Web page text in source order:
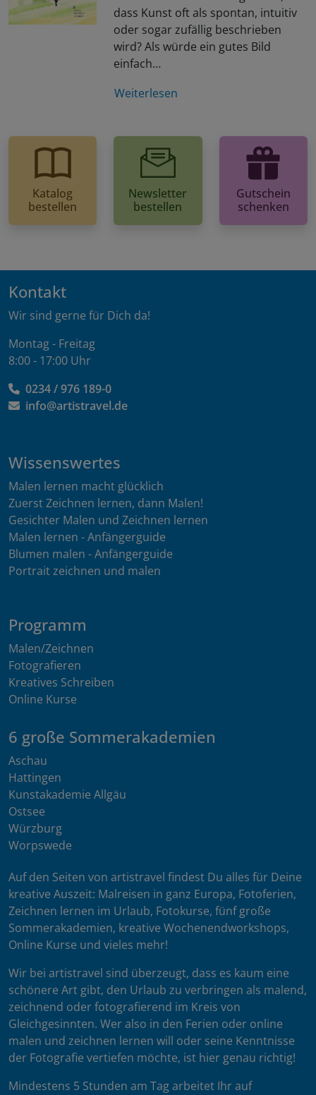
dass Kunst oft als spontan, intuitiv
oder sogar zufällig beschrieben
wird? Als würde ein gutes Bild
einfach…
Weiterlesen
Katalog
bestellen
Newsletter
bestellen
Gutschein
schenken
Kontakt
Wir sind gerne für Dich da!
Montag - Freitag
8:00 - 17:00 Uhr
0234 / 976 189-0
info@artistravel.de
Wissenswertes
Malen lernen macht glücklich
Zuerst Zeichnen lernen, dann Malen!
Gesichter Malen und Zeichnen lernen
Malen lernen - Anfängerguide
Blumen malen - Anfängerguide
Portrait zeichnen und malen
Programm
Malen/Zeichnen
Fotografieren
Kreatives Schreiben
Online Kurse
6 große Sommerakademien
Aschau
Hattingen
Kunstakademie Allgäu
Ostsee
Würzburg
Worpswede
Auf den Seiten von artistravel findest Du alles für Deine
kreative Auszeit: Malreisen in ganz Europa, Fotoferien,
Zeichnen lernen im Urlaub, Fotokurse, fünf große
Sommerakademien, kreative Wochenendworkshops,
Online Kurse und vieles mehr!
Wir bei artistravel sind überzeugt, dass es kaum eine
schönere Art gibt, den Urlaub zu verbringen als malend,
zeichnend oder fotografierend im Kreis von
Gleichgesinnten. Wer also in den Ferien oder online
malen und zeichnen lernen will oder seine Kenntnisse
der Fotografie vertiefen möchte, ist hier genau richtig!
Mindestens 5 Stunden am Tag arbeitet Ihr auf